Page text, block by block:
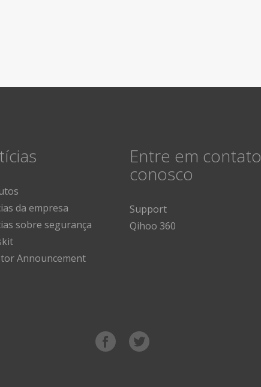
da empresa
sobre segurança
Announcement
Entre em contato
conosco
Support
Qihoo 360